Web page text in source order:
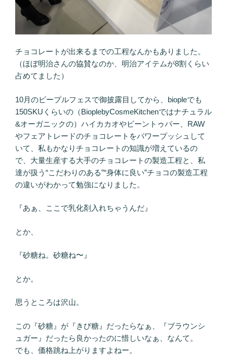
チョコレートが出来るまでの工程なんかもありました。
（ほぼ明治さんの協賛なのか、明治アイテムが8割くらい
占めてました）
10月のビープルフェスで御披露目してから、biopleでも
150SKUくらいの（BioplebyCosmeKitchenではナチュラル
&オーガニックの）ハイカカオやビーントゥバー、RAW
やフェアトレードのチョコレートをパワープッシュして
いて、私もかなりチョコレートの知識が増えているの
で、大量生産する大手のチョコレートの製造工程と、私
達が扱う“こだわりのある”“身体に良い”チョコの製造工程
の違いがわかって勉強になりました。
『あぁ、ここで乳化剤入れちゃうんだ』
とか、
『砂糖ね。砂糖ね〜』
とか。
思うところは沢山。
この『砂糖』が『きび糖』だったらなぁ、『ブラウンシ
ュガー』だったら良かったのに惜しいなぁ、なんて。
でも、価格跳ね上がりますよねー。